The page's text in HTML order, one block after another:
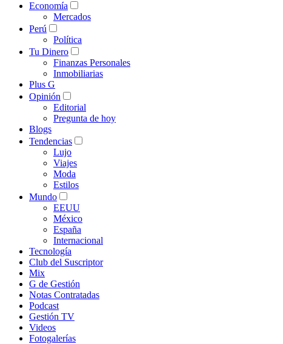
Economía
Mercados
Perú
Política
Tu Dinero
Finanzas Personales
Inmobiliarias
Plus G
Opinión
Editorial
Pregunta de hoy
Blogs
Tendencias
Lujo
Viajes
Moda
Estilos
Mundo
EEUU
México
España
Internacional
Tecnología
Club del Suscriptor
Mix
G de Gestión
Notas Contratadas
Podcast
Gestión TV
Videos
Fotogalerías